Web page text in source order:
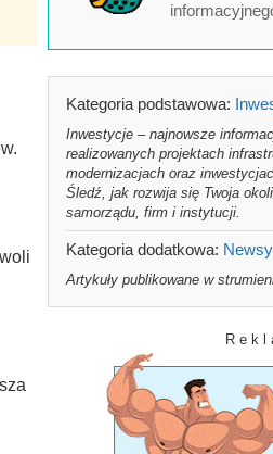
Kategoria podstawowa:
Inwestycje – najnowsze
realizowanych projektach
modernizacjach oraz
Śledź, jak rozwija się Twoja
samorządu, firm i instytucji.
Kategoria dodatkowa: Newsy
Artykuły publikowane w
R e k l